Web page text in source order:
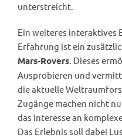
unterstreicht.
Ein weiteres interaktives
Erfahrung ist ein
Mars-Rovers. Dieses
Ausprobieren und
die aktuelle
Zugänge machen nicht
das Interesse an
Das Erlebnis soll dabei